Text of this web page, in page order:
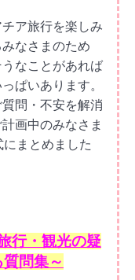
ア旅行を楽しみ
なさまのため
なことがあれば
ぱいあります。
問・不安を解消
画中のみなさま
まとめました
行・観光の疑
問集～